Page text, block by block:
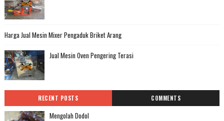
Harga Jual Mesin Mixer Pengaduk Briket Arang
Jual Mesin Oven Pengering Terasi
RECENT POSTS COMMENTS
Mengolah Dodol